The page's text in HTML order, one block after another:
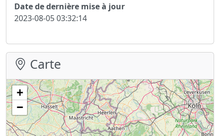
Date de dernière mise à jour
2023-08-05 03:32:14
Carte
+
−